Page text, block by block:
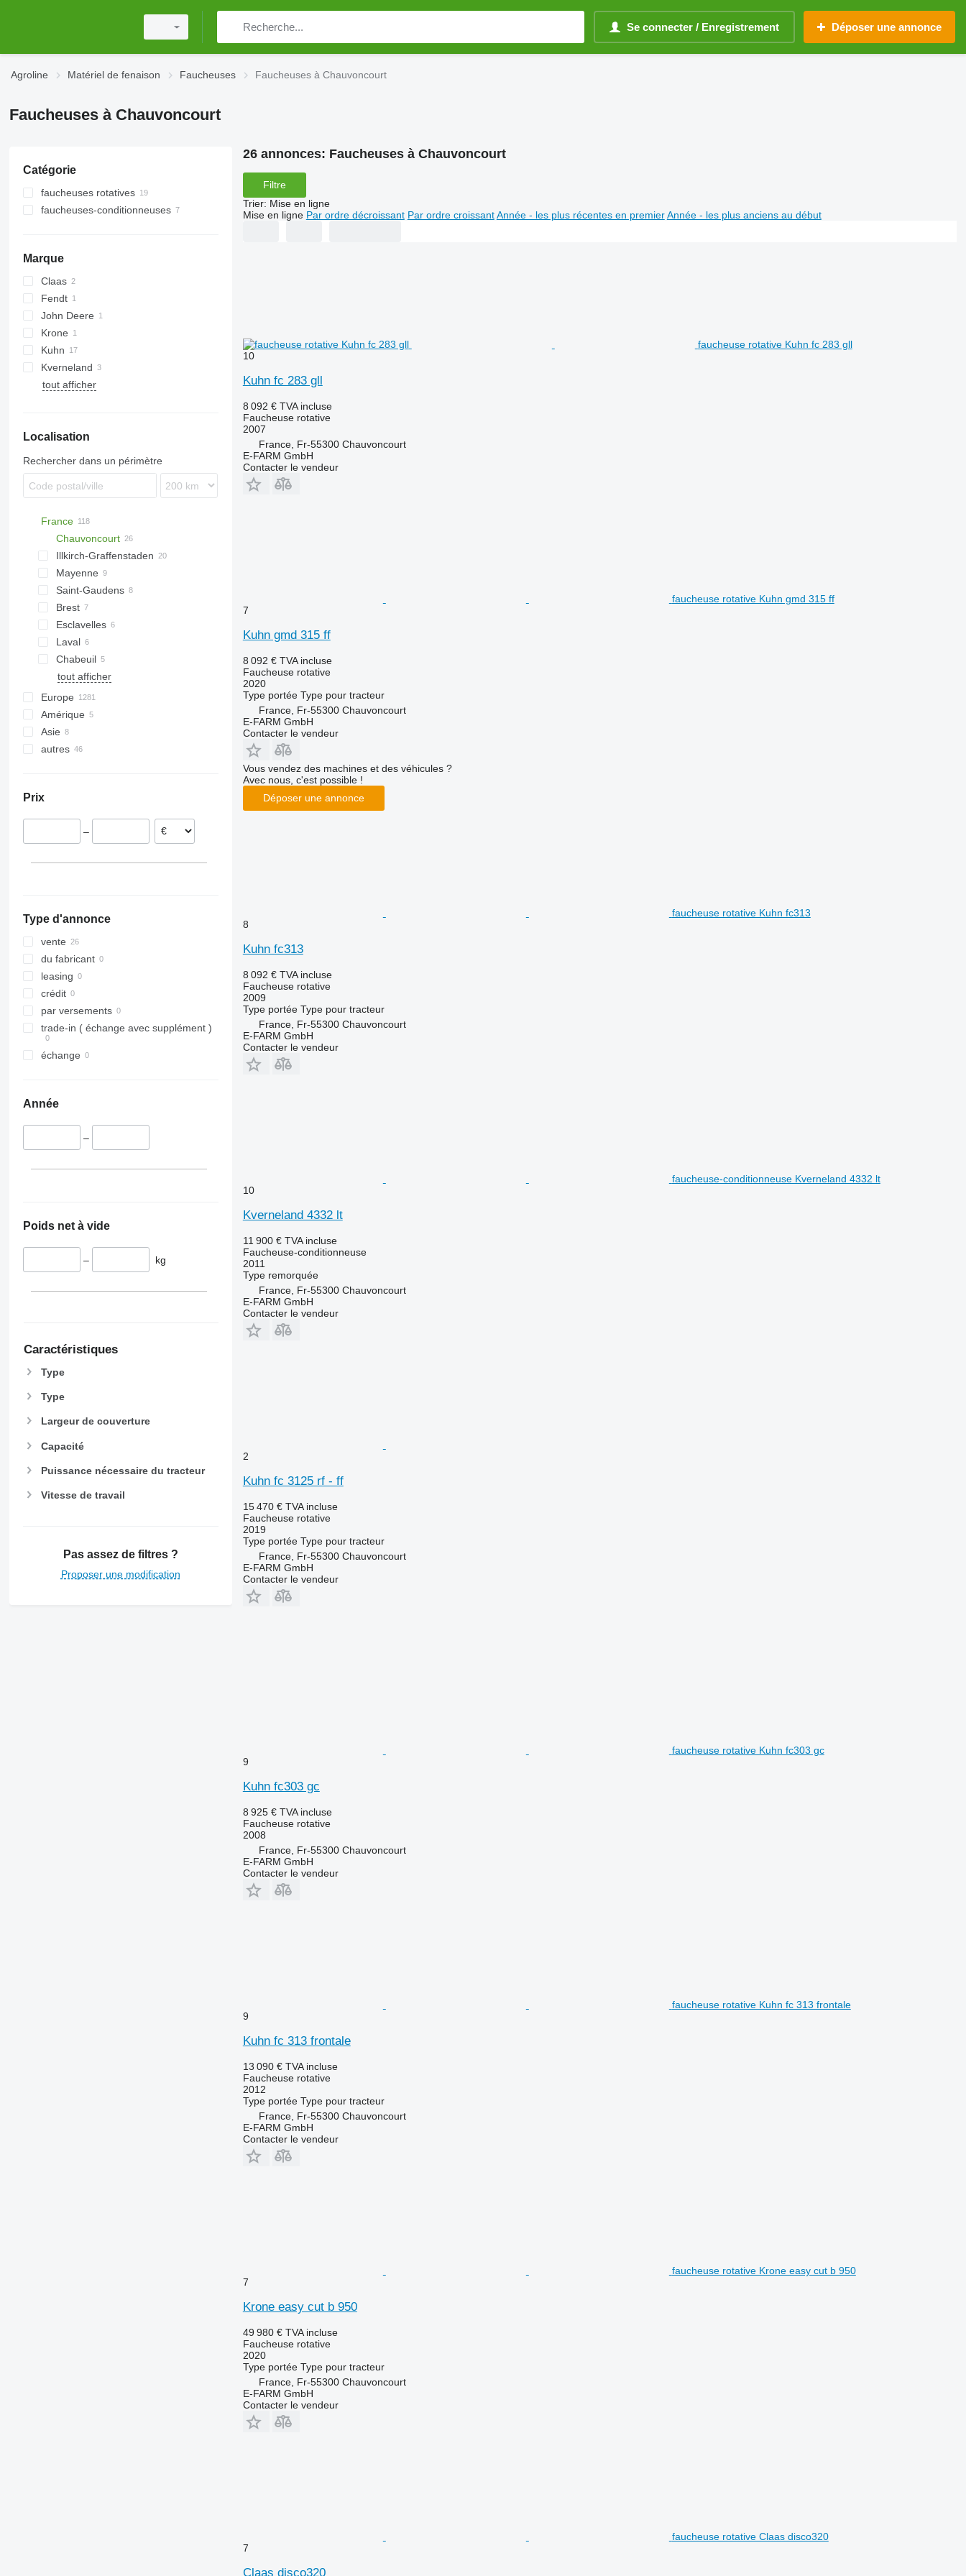
Se connecter / Enregistrement Déposer une annonce
Agroline Matériel de fenaison Faucheuses Faucheuses à Chauvoncourt
Faucheuses à Chauvoncourt
Catégorie
faucheuses rotatives
faucheuses-conditionneuses
Marque
Claas
Disco
Fendt
Slicer
John Deere
730
Krone
Kuhn
FC
GMD
Kverneland
Extra
tout afficher
Localisation
Rechercher dans un périmètre
France
Chauvoncourt
Illkirch-Graffenstaden
Mayenne
Saint-Gaudens
Brest
Esclavelles
Laval
Chabeuil
tout afficher
Europe
Allemagne
Pays-Bas
Lettonie
Lituanie
Amérique
États-Unis
Asie
Ouzbékistan
autres
Prix
–
Type d'annonce
vente
du fabricant
leasing
crédit
par versements
trade-in ( échange avec supplément )
échange
Année
–
Poids net à vide
– kg
Caractéristiques
Type
Type
Largeur de couverture
Capacité
Puissance nécessaire du tracteur
Vitesse de travail
Pas assez de filtres ?
Proposer une modification
26 annonces: Faucheuses à Chauvoncourt
Filtre
Trier: Mise en ligne
Mise en ligne Par ordre décroissant Par ordre croissant Année - les plus récentes en premier Année - les plus anciens au début
faucheuse rotative Kuhn fc 283 gll
10
Kuhn fc 283 gll
8 092 € TVA incluse
Faucheuse rotative
2007
France, Fr-55300 Chauvoncourt
E-FARM GmbH
Contacter le vendeur
faucheuse rotative Kuhn gmd 315 ff
7
Kuhn gmd 315 ff
8 092 € TVA incluse
Faucheuse rotative
2020
Type portée Type pour tracteur
France, Fr-55300 Chauvoncourt
E-FARM GmbH
Contacter le vendeur
Vous vendez des machines et des véhicules ?
Avec nous, c'est possible !
Déposer une annonce
faucheuse rotative Kuhn fc313
8
Kuhn fc313
8 092 € TVA incluse
Faucheuse rotative
2009
Type portée Type pour tracteur
France, Fr-55300 Chauvoncourt
E-FARM GmbH
Contacter le vendeur
faucheuse-conditionneuse Kverneland 4332 lt
10
Kverneland 4332 lt
11 900 € TVA incluse
Faucheuse-conditionneuse
2011
Type remorquée
France, Fr-55300 Chauvoncourt
E-FARM GmbH
Contacter le vendeur
2
Kuhn fc 3125 rf - ff
15 470 € TVA incluse
Faucheuse rotative
2019
Type portée Type pour tracteur
France, Fr-55300 Chauvoncourt
E-FARM GmbH
Contacter le vendeur
faucheuse rotative Kuhn fc303 gc
9
Kuhn fc303 gc
8 925 € TVA incluse
Faucheuse rotative
2008
France, Fr-55300 Chauvoncourt
E-FARM GmbH
Contacter le vendeur
faucheuse rotative Kuhn fc 313 frontale
9
Kuhn fc 313 frontale
13 090 € TVA incluse
Faucheuse rotative
2012
Type portée Type pour tracteur
France, Fr-55300 Chauvoncourt
E-FARM GmbH
Contacter le vendeur
faucheuse rotative Krone easy cut b 950
7
Krone easy cut b 950
49 980 € TVA incluse
Faucheuse rotative
2020
Type portée Type pour tracteur
France, Fr-55300 Chauvoncourt
E-FARM GmbH
Contacter le vendeur
faucheuse rotative Claas disco320
7
Claas disco320